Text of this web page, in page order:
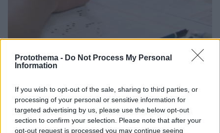
Protothema - Do Not Process My Personal
Information
If you wish to opt-out of the sale, sharing to third parties, or
processing of your personal or sensitive information for
targeted advertising by us, please use the below opt-out
section to confirm your selection. Please note that after your
opt-out request is processed you may continue seeing
Σήμερα οι εξετάσεις της ελληνικής PISA - Συμμετέχουν
12.000 μαθητές από 660 σχολεία σε όλη την Ελλάδα
Από τις 9 έως τις 12.00 οι εξετάσεις σε Γλώσσα και
Μαθηματικά